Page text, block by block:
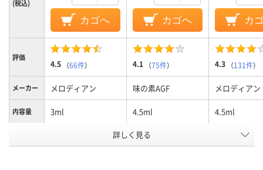
(税込)
カゴへ カゴへ カ
評価
4.5 （66件） 4.1 （75件） 4.3 （131件）
メーカー メロディアン 味の素AGF メロディアン
内容量 3ml 4.5ml 4.5ml
15 40
詳しく見る